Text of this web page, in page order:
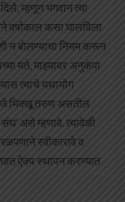
म्हणून भगवान त्या
वर्षाकाल कसा घालविला
न बोलण्याचा नियम करून
मते, माझ्यावर अनुकंपा
त्याचे यथायोग
जे भिक्खू तरुण असतील
असे म्हणावे. त्यावेळी
स्वीकारावे व
ऐक्य स्थापन करण्यात